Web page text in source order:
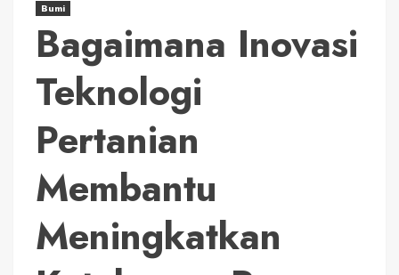
Bumi
Bagaimana Inovasi
Teknologi
Pertanian
Membantu
Meningkatkan